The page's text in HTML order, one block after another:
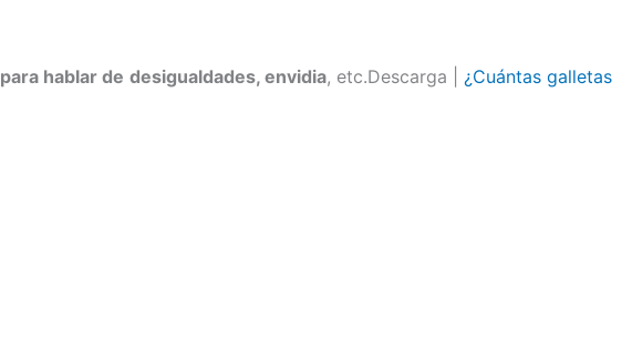
para hablar de desigualdades, envidia, etc.Descarga | ¿Cuántas galletas